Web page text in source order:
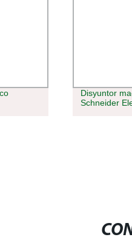
Disyuntor
Schneider